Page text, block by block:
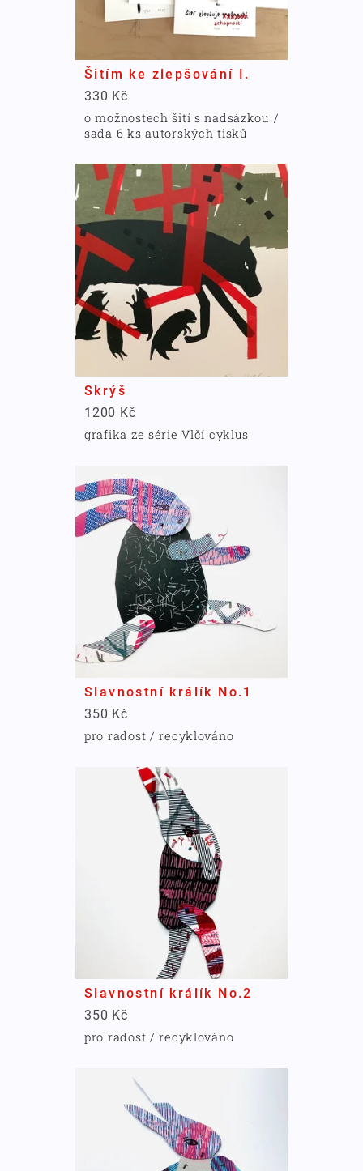
Šitím ke zlepšování I.
330 Kč
o možnostech šití s nadsázkou /
sada 6 ks autorských tisků
Skrýš
1200 Kč
grafika ze série Vlčí cyklus
Slavnostní králík No.1
350 Kč
pro radost / recyklováno
Slavnostní králík No.2
350 Kč
pro radost / recyklováno